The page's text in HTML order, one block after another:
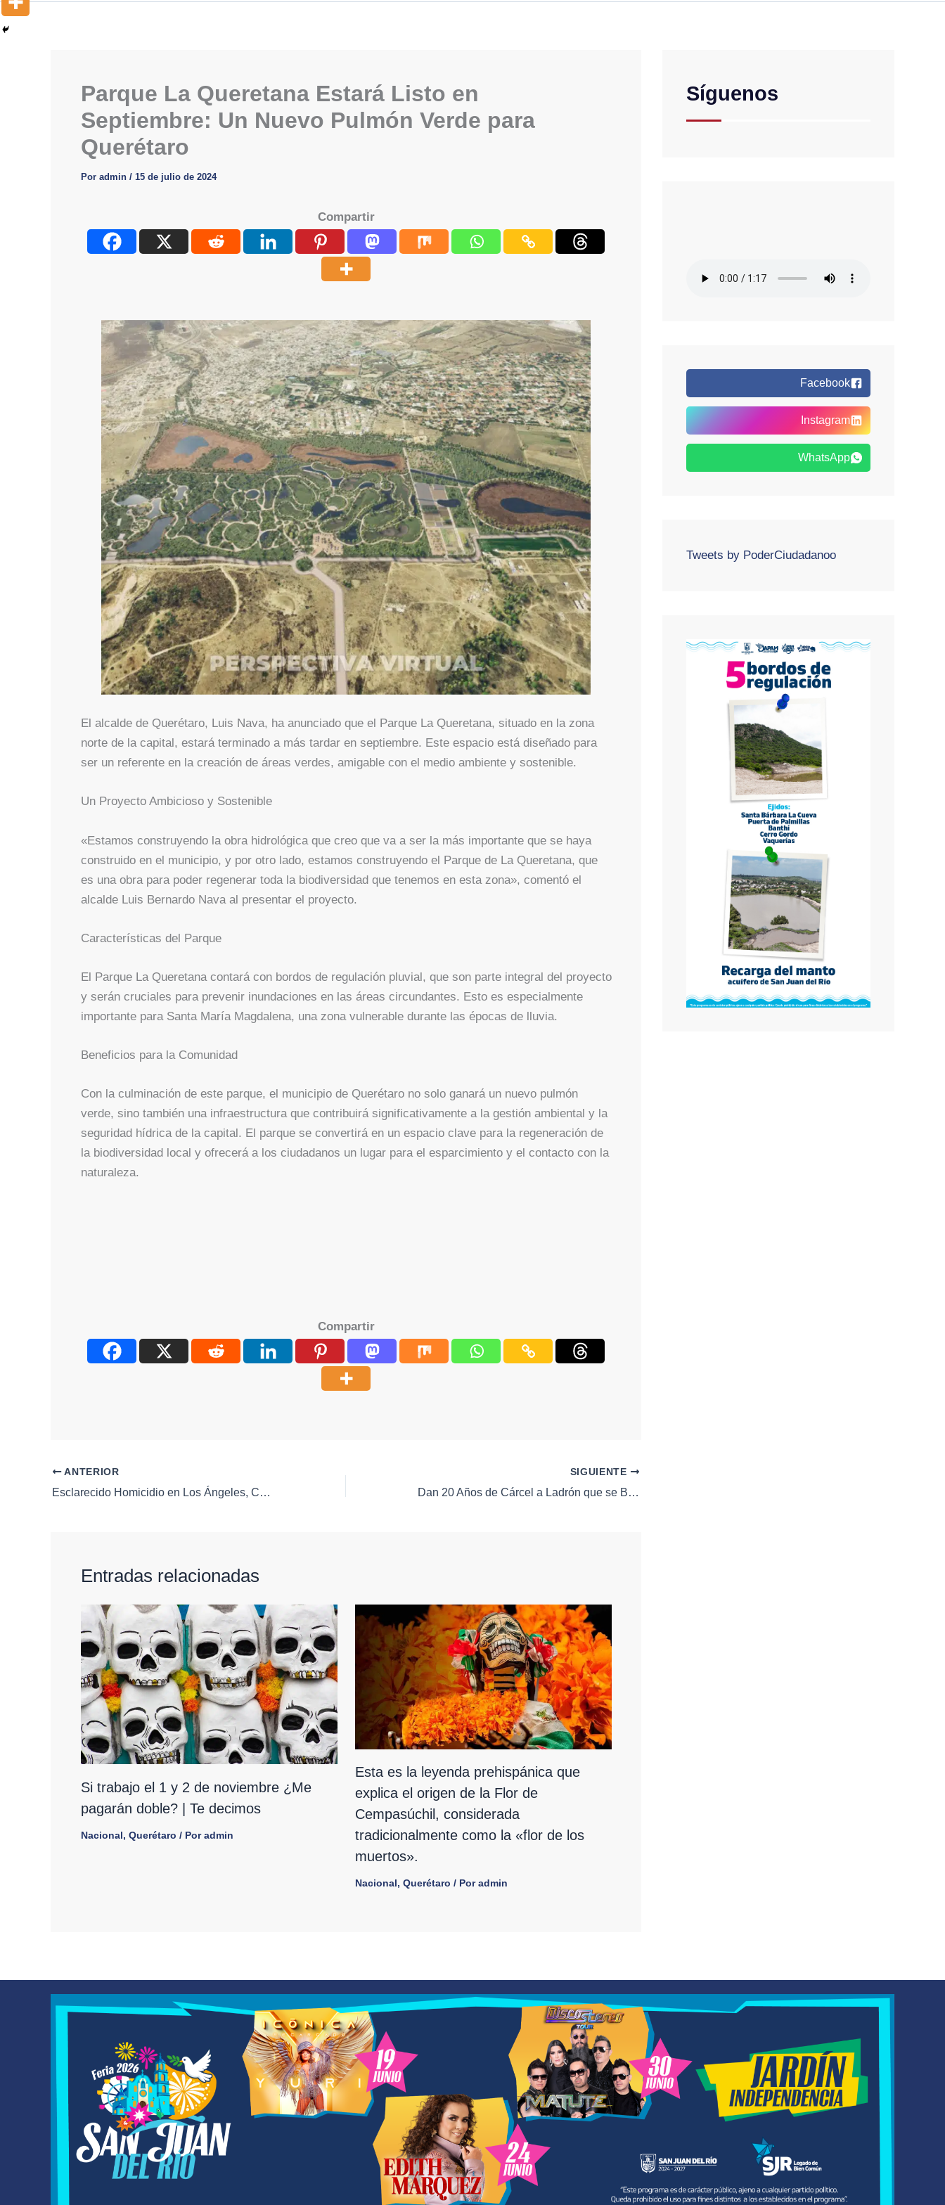
Parque La Queretana Estará Listo en
Septiembre: Un Nuevo Pulmón Verde para
Querétaro
Por admin / 15 de julio de 2024
Compartir
El alcalde de Querétaro, Luis Nava, ha anunciado que el Parque La Queretana, situado en la zona
norte de la capital, estará terminado a más tardar en septiembre. Este espacio está diseñado para
ser un referente en la creación de áreas verdes, amigable con el medio ambiente y sostenible.
Un Proyecto Ambicioso y Sostenible
«Estamos construyendo la obra hidrológica que creo que va a ser la más importante que se haya
construido en el municipio, y por otro lado, estamos construyendo el Parque de La Queretana, que
es una obra para poder regenerar toda la biodiversidad que tenemos en esta zona», comentó el
alcalde Luis Bernardo Nava al presentar el proyecto.
Características del Parque
El Parque La Queretana contará con bordos de regulación pluvial, que son parte integral del proyecto
y serán cruciales para prevenir inundaciones en las áreas circundantes. Esto es especialmente
importante para Santa María Magdalena, una zona vulnerable durante las épocas de lluvia.
Beneficios para la Comunidad
Con la culminación de este parque, el municipio de Querétaro no solo ganará un nuevo pulmón
verde, sino también una infraestructura que contribuirá significativamente a la gestión ambiental y la
seguridad hídrica de la capital. El parque se convertirá en un espacio clave para la regeneración de
la biodiversidad local y ofrecerá a los ciudadanos un lugar para el esparcimiento y el contacto con la
naturaleza.
Compartir
ANTERIOR
Esclarecido Homicidio en Los Ángeles, Corregidora: Cuatro Personas Detenidas
SIGUIENTE
Dan 20 Años de Cárcel a Ladrón que se Burló de su Víctima tras Despojarlo de su Auto
Entradas relacionadas
Si trabajo el 1 y 2 de noviembre ¿Me
pagarán doble? | Te decimos
Nacional, Querétaro / Poradmin
Esta es la leyenda prehispánica que
explica el origen de la Flor de
Cempasúchil, considerada
tradicionalmente como la «flor de los
muertos».
Nacional, Querétaro / Poradmin
Síguenos
Facebook
Instagram
WhatsApp
Tweets by PoderCiudadanoo